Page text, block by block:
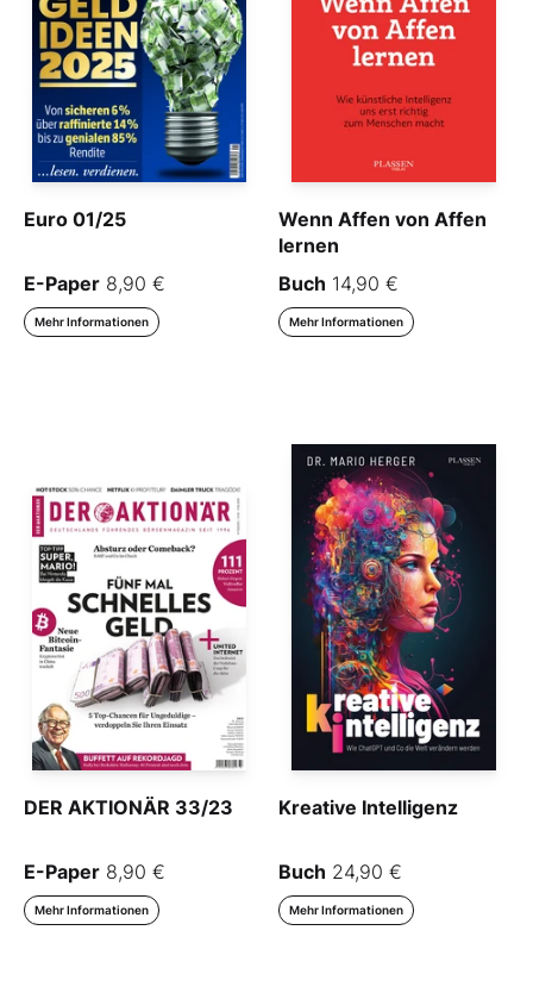
Euro 01/25
E-Paper 8,90 €
Mehr Informationen
Wenn Affen von Affen
lernen
Buch 14,90 €
Mehr Informationen
DER AKTIONÄR 33/23
E-Paper 8,90 €
Mehr Informationen
Kreative Intelligenz
Buch 24,90 €
Mehr Informationen